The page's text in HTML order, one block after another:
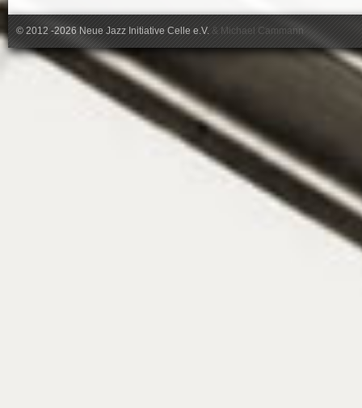
© 2012 -2026 Neue Jazz Initiative Celle e.V. & Michael Cammann